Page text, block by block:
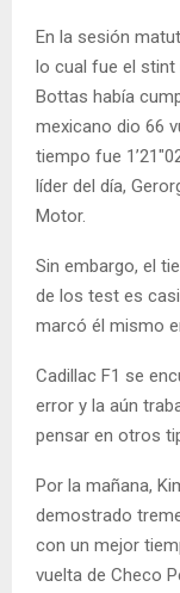
En la sesión
lo cual fue el stint
Bottas había
mexicano dio 66
tiempo fue
líder del día,
Motor.
Sin embargo, el
de los test es
marcó él mismo
Cadillac F1 se
error y la aún
pensar en otros
Por la mañana,
demostrado
con un mejor
vuelta de Checo